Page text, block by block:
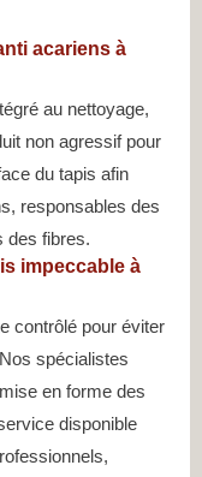
acariens à
au nettoyage,
non agressif pour
du tapis afin
responsables des
des fibres.
impeccable à
contrôlé pour éviter
spécialistes
en forme des
disponible